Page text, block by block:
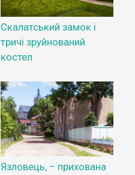
Скалатський замок і
тричі зруйнований
костел
Язловець, – прихована